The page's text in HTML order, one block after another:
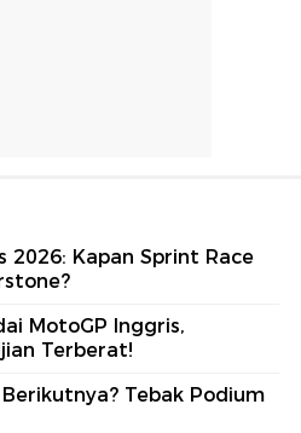
2026: Kapan Sprint Race
MotoGP Inggris,
Terberat!
Tebak Podium